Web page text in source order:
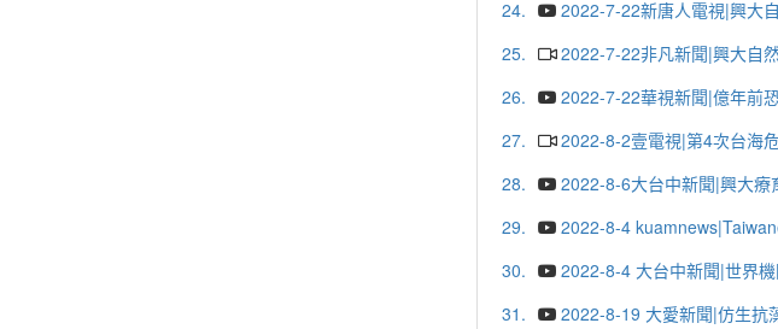
24.
2022-7-22新唐人電視|興大
25.
2022-7-22非凡新聞|興大自
26.
2022-7-22華視新聞|億年前
27.
2022-8-2壹電視|第4次台海
28.
2022-8-6大台中新聞|興大療
29.
2022-8-4
30.
2022-8-4 大台中新聞|世界
31.
2022-8-19 大愛新聞|仿生抗